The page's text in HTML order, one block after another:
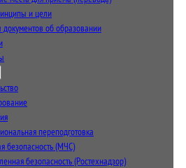
и цели
об образовании
переподготовка
безопасность (МЧС)
безопасность (Ростехнадзор)